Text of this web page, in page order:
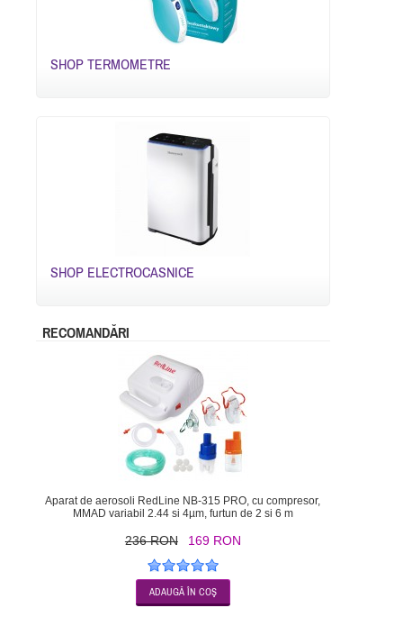
SHOP TERMOMETRE
SHOP ELECTROCASNICE
RECOMANDĂRI
Aparat de aerosoli RedLine NB-315 PRO, cu compresor,
MMAD variabil 2.44 si 4µm, furtun de 2 si 6 m
236 RON 169 RON